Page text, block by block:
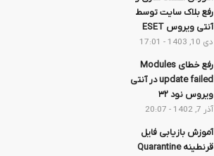
رفع بلاک سایت توسط
آنتی ویروس ESET
دی 10, 1403 - 17:01
رفع خطای Modules
update failed در آنتی
ویروس نود ۳۲
آذر 7, 1402 - 20:07
آموزش بازیابی فایل
قرنطینه Quarantine